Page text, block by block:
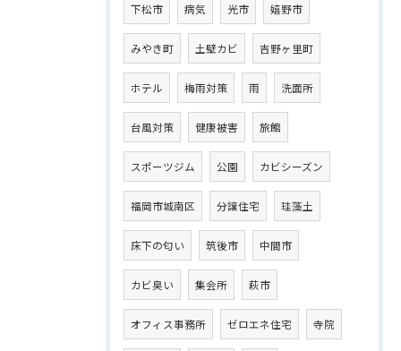
下松市 病気 光市 嬉野市
みやき町 土壁カビ 吉野ヶ里町
ホテル 梅雨対策 雨 洗面所
台風対策 健康被害 旅館
スポーツジム 公園 カビシーズン
福岡市城南区 分譲住宅 珪藻土
床下の匂い 筑後市 中間市
カビ臭い 集会所 萩市
オフィス事務所 ゼロエネ住宅 寺院